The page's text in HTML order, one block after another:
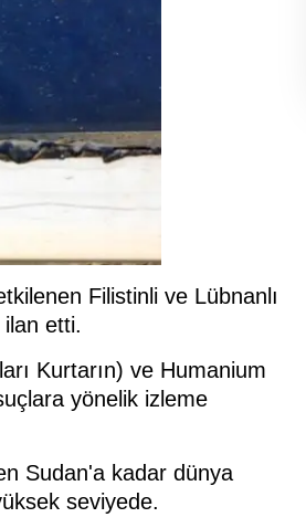
Filistinli ve Lübnanlı
etti.
Kurtarın) ve Humanium
yönelik izleme
Sudan'a kadar dünya
seviyede.